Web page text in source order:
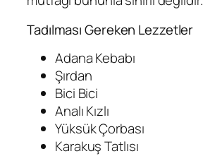
Tadılması Gereken Lezzetler
Adana Kebabı
Şırdan
Bici Bici
Analı Kızlı
Yüksük Çorbası
Karakuş Tatlısı